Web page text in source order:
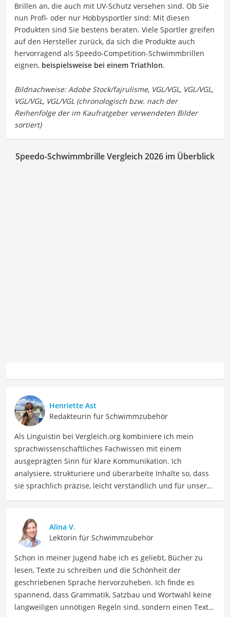
Brillen an, die auch mit UV-Schutz versehen sind. Ob Sie
nun Profi- oder nur Hobbysportler sind: Mit diesen
Produkten sind Sie bestens beraten. Viele Sportler greifen
auf den Hersteller zurück, da sich die Produkte auch
hervorragend als Speedo-Competition-Schwimmbrillen
eignen, beispielsweise bei einem Triathlon.
Speedo-Schwimmbrille Vergleich 2026 im Überblick
Henriette Ast
Redakteurin für Schwimmzubehör
Als Linguistin bei Vergleich.org kombiniere ich mein
sprachwissenschaftliches Fachwissen mit einem
ausgeprägten Sinn für klare Kommunikation. Ich
analysiere, strukturiere und überarbeite Inhalte so, dass
sie sprachlich präzise, leicht verständlich und für unsere
beschäftige ich mich gerne mit verschiedenen Hobbys
und Freizeitaktivitäten. Dieses Interesse spiegelt sich in
meinen Beiträgen wider, die sich mit Freizeitideen,
Reiseempfehlungen, Hobbytipps und Anregungen für die
Freizeitgestaltung befassen.
Der Speedo-Schwimmbrille-Vergleich ist aus unserer Sicht
besonders empfehlenswert fürSchwimmerund
Wassersportler.
Alina V.
Lektorin für Schwimmzubehör
Schon in meiner Jugend habe ich es geliebt, Bücher zu
lesen, Texte zu schreiben und die Schönheit der
geschriebenen Sprache hervorzuheben. Ich finde es
spannend, dass Grammatik, Satzbau und Wortwahl keine
langweiligen unnötigen Regeln sind, sondern einen Text